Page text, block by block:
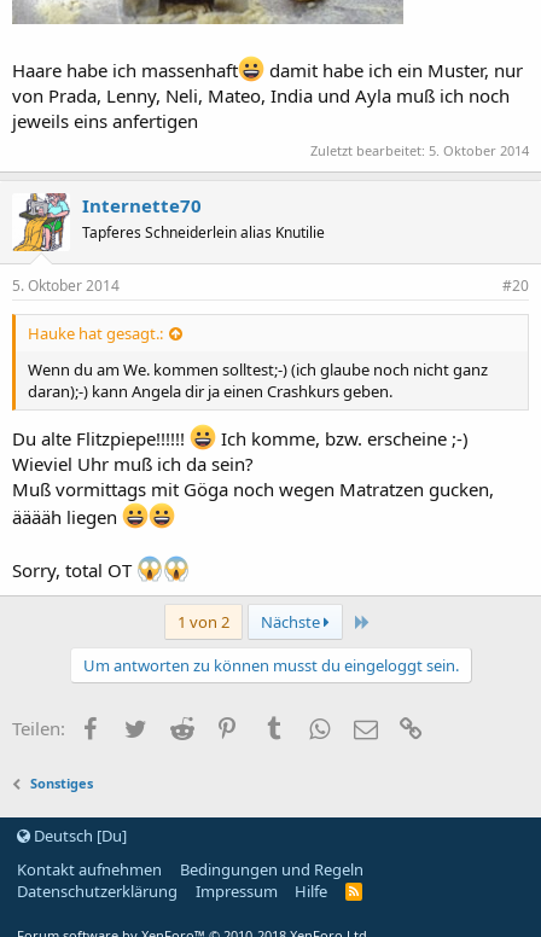
Haare habe ich massenhaft
damit habe ich ein Muster, nur
von Prada, Lenny, Neli, Mateo, India und Ayla muß ich noch
jeweils eins anfertigen
Zuletzt bearbeitet: 5. Oktober 2014
Internette70
Tapferes Schneiderlein alias Knutilie
5. Oktober 2014 #20
Hauke hat gesagt.:
Wenn du am We. kommen solltest;-) (ich glaube noch nicht ganz
daran);-) kann Angela dir ja einen Crashkurs geben.
Du alte Flitzpiepe!!!!!!
Ich komme, bzw. erscheine ;-)
Wieviel Uhr muß ich da sein?
Muß vormittags mit Göga noch wegen Matratzen gucken,
ääääh liegen
Sorry, total OT
1 von 2 Nächste Letzte
Um antworten zu können musst du eingeloggt sein.
Teilen: FacebookZwitschern
Reddit PinterestTumblrWhatsApp
E-Mail
Sonstiges
Deutsch [Du]
Kontakt aufnehmen
Bedingungen und Regeln
Datenschutzerklärung
Impressum Hilfe
R